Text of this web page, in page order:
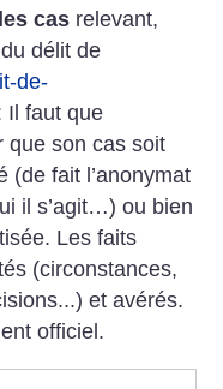
cas relevant,
du délit de
de-
Il faut que
que son cas soit
(de fait l’anonymat
il s’agit…) ou bien
Les faits
(circonstances,
et avérés.
officiel.